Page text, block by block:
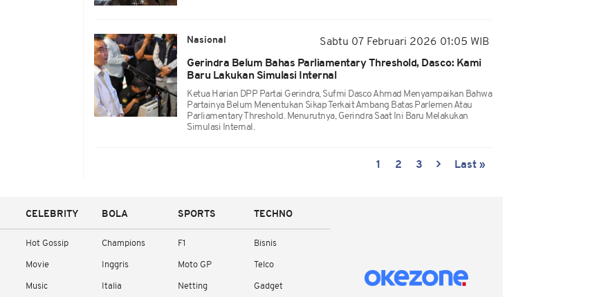
Nasional
Sabtu 07 Februari 2026 01:05 WIB
Gerindra Belum Bahas Parliamentary Threshold, Dasco: Kami
Baru Lakukan Simulasi Internal
Ketua Harian DPP Partai Gerindra, Sufmi Dasco Ahmad Menyampaikan Bahwa
Partainya Belum Menentukan Sikap Terkait Ambang Batas Parlemen Atau
Parliamentary Threshold. Menurutnya, Gerindra Saat Ini Baru Melakukan
Simulasi Internal.
1 2 3 Last »
CELEBRITY
Hot Gossip
Movie
Music
BOLA
Champions
Inggris
Italia
SPORTS
F1
Moto GP
Netting
TECHNO
Bisnis
Telco
Gadget